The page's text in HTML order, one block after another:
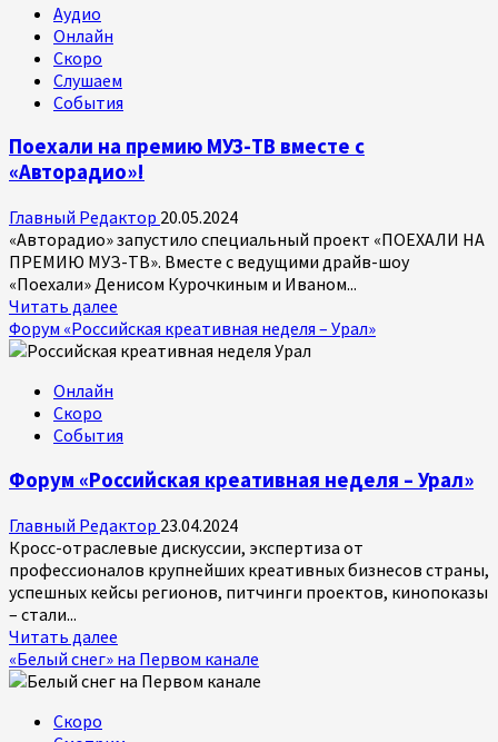
креативная
неделя»
Аудио
Онлайн
Скоро
Слушаем
События
Поехали на премию МУЗ-ТВ вместе с
«Авторадио»!
Главный Редактор 20.05.2024
«Авторадио» запустило специальный проект «ПОЕХАЛИ НА
ПРЕМИЮ МУЗ-ТВ». Вместе с ведущими драйв-шоу
«Поехали» Денисом Курочкиным и Иваном...
Читать далее
больше
о
МУЗ-
вместе
«Авторадио»!
Форум «Российская креативная неделя – Урал»
Онлайн
Скоро
События
Форум «Российская креативная неделя – Урал»
Главный Редактор 23.04.2024
Кросс-отраслевые дискуссии, экспертиза от
профессионалов крупнейших креативных бизнесов страны,
успешных кейсы регионов, питчинги проектов, кинопоказы
– стали...
Читать далее
больше
о
«Белый снег» на Первом канале
Скоро